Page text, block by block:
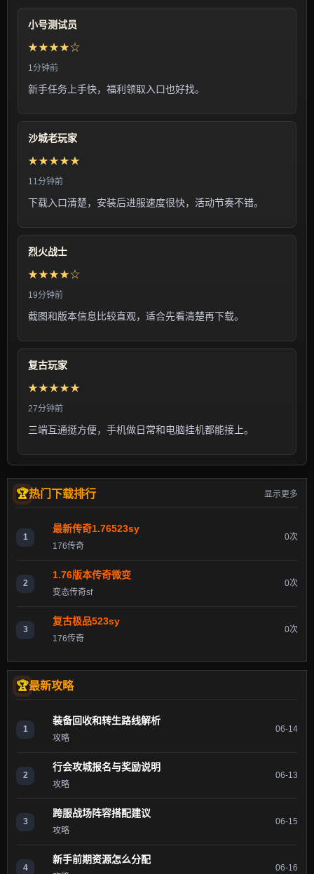
小号测试员
★★★★☆
1分钟前
新手任务上手快，福利领取入口也好找。
沙城老玩家
★★★★★
11分钟前
下载入口清楚，安装后进服速度很快，活动节奏不错。
烈火战士
★★★★☆
19分钟前
截图和版本信息比较直观，适合先看清楚再下载。
复古玩家
★★★★★
27分钟前
三端互通挺方便，手机做日常和电脑挂机都能接上。
热门下载排行 显示更多
1
最新传奇1.76523sy
176传奇
0次
2
1.76版本传奇微变
变态传奇sf
0次
3
复古极品523sy
176传奇
0次
最新攻略
1
装备回收和转生路线解析
攻略
06-14
2
行会攻城报名与奖励说明
攻略
06-13
3
跨服战场阵容搭配建议
攻略
06-15
4
新手前期资源怎么分配
06-16